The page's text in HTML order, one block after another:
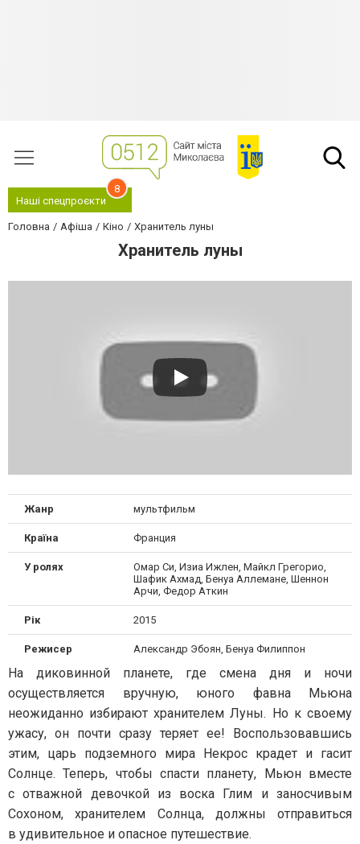
Наші спецпроєкти
8
Головна Афіша Кіно Хранитель луны
Хранитель луны
Жанр мультфильм
Країна Франция
У ролях
Омар Си, Изиа Ижлен, Майкл Грегорио,
Шафик Ахмад, Бенуа Аллемане, Шеннон
Арчи, Федор Аткин
Рік 2015
Режисер Александр Эбоян, Бенуа Филиппон
На диковинной планете, где смена дня и ночи
осуществляется вручную, юного фавна Мьюна
неожиданно избирают хранителем Луны. Но к своему
ужасу, он почти сразу теряет ее! Воспользовавшись
этим, царь подземного мира Некрос крадет и гасит
Солнце. Теперь, чтобы спасти планету, Мьюн вместе
с отважной девочкой из воска Глим и заносчивым
Сохоном, хранителем Солнца, должны отправиться
в удивительное и опасное путешествие.